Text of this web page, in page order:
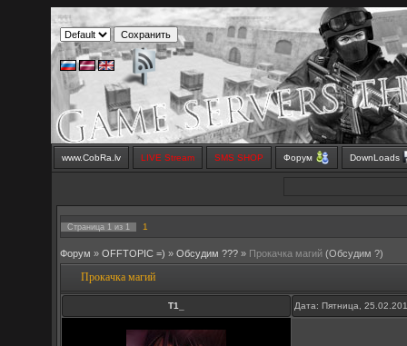
www.CobRa.lv LIVE Stream SMS SHOP Форум DownLoads
Страница 1 из 1 1
Форум » OFFTOPIC =) » Обсудим ??? » Прокачка магий (Обсудим ?)
Прокачка магий
Т1_ Дата: Пятница,